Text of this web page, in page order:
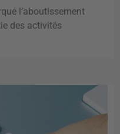
l’aboutissement
des activités